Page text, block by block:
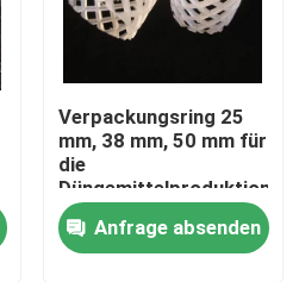
Verpackungsring 25
mm, 38 mm, 50 mm für
die
Düngemittelproduktion
Anfrage absenden